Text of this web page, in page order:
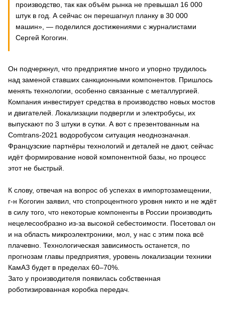
производство, так как объём рынка не превышал 16 000
штук в год. А сейчас он перешагнул планку в 30 000
машин», — поделился достижениями с журналистами
Сергей Когогин.
Он подчеркнул, что предприятие много и упорно трудилось
над заменой ставших санкционными компонентов. Пришлось
менять технологии, особенно связанные с металлургией.
Компания инвестирует средства в производство новых мостов
и двигателей. Локализации подвергли и электробусы, их
выпускают по 3 штуки в сутки. А вот с презентованным на
Comtrans-2021 водоробусом ситуация неоднозначная.
Французские партнёры технологий и деталей не дают, сейчас
идёт формирование новой компонентной базы, но процесс
этот не быстрый.
К слову, отвечая на вопрос об успехах в импортозамещении,
г-н Когогин заявил, что стопроцентного уровня никто и не ждёт
в силу того, что некоторые компоненты в России производить
нецелесообразно из-за высокой себестоимости. Посетовал он
и на область микроэлектроники, мол, у нас с этим пока всё
плачевно. Технологическая зависимость останется, по
прогнозам главы предприятия, уровень локализации техники
КамАЗ будет в пределах 60–70%.
Зато у производителя появилась собственная
роботизированная коробка передач.